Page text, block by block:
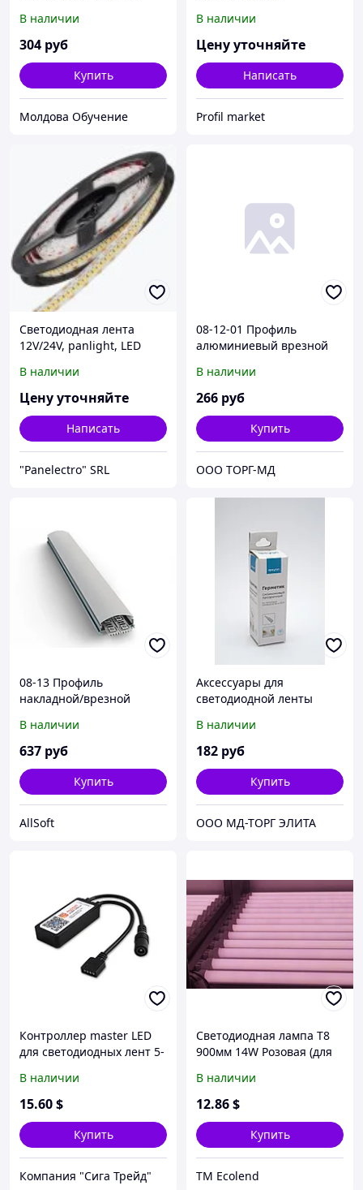
зеркал 15мм х 25м Kleb
В наличии
304 руб
Купить
Молдова Обучение
В наличии
Цену уточняйте
Написать
Profil market
Светодиодная лента
12V/24V, panlight, LED
освещение, рекламное
освещение
В наличии
Цену уточняйте
Написать
"Panelectro" SRL
08-12-01 Профиль
алюминиевый врезной
светодиодной ленты, 2 м.
(3012)
В наличии
266 руб
Купить
ООО ТОРГ-МД
08-13 Профиль
накладной/врезной
светодиодной ленты, 1м.
(СПН1225-А)
В наличии
637 руб
Купить
AllSoft
Аксессуары для
светодиодной ленты
В наличии
182 руб
Купить
ООО МД-ТОРГ ЭЛИТА
Контроллер master LED
для светодиодных лент 5-
канала по 2А
В наличии
15.60$
Купить
Компания "Сига Трейд"
Светодиодная лампа Т8
900мм 14W Розовая (для
В наличии
12.86$
Купить
TM Ecolend